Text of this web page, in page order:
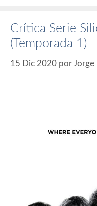
Crítica Serie
(Temporada 1)
15 Dic 2020 por Jorge